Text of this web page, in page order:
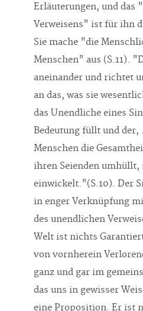
Verweisens" ist für ihn
Sie mache "die
Menschen" aus (S.11).
aneinander und richtet
an das, was sie
das Unendliche eines
Bedeutung füllt und der,
Menschen die
ihren Seienden umhüllt,
einwickelt."(S.10). Der
in enger Verknüpfung
des unendlichen
Welt ist nichts
von vornherein
ganz und gar im
das uns in gewisser
eine Proposition. Er ist